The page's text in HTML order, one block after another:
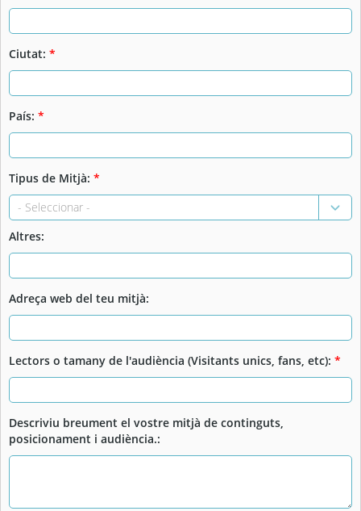
Ciutat: *
País: *
Tipus de Mitjà: *
Altres:
Adreça web del teu mitjà:
Lectors o tamany de l'audiència (Visitants unics, fans, etc): *
Descriviu breument el vostre mitjà de continguts,
posicionament i audiència.: